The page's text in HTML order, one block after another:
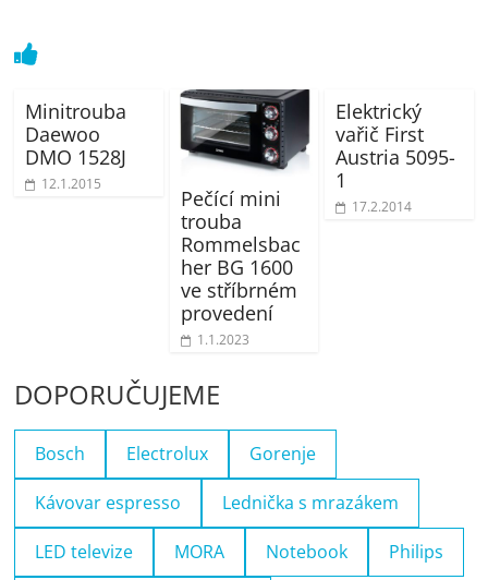
Minitrouba
Daewoo
DMO 1528J
12.1.2015
Pečící mini
trouba
Rommelsbac
her BG 1600
ve stříbrném
provedení
1.1.2023
Elektrický
vařič First
Austria 5095-
1
17.2.2014
DOPORUČUJEME
Bosch Electrolux Gorenje
Kávovar espresso Lednička s mrazákem
LED televize MORA Notebook Philips